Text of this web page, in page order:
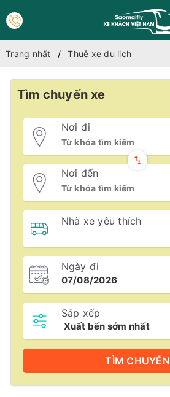
Trang nhất Thuê xe du lịch
Tìm chuyến xe
Nơi đi
Nơi đến
Nhà xe yêu thích
Ngày đi
Sắp xếp
TÌM CHUYẾN